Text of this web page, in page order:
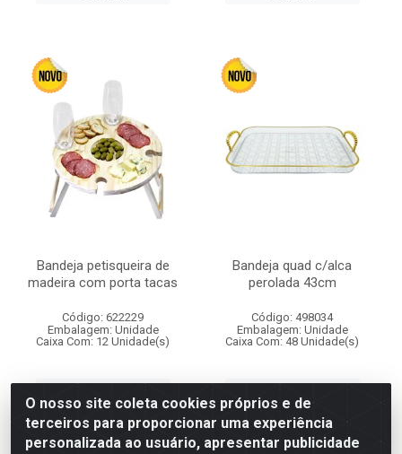
Bandeja petisqueira de
madeira com porta tacas
Código: 622229
Embalagem: Unidade
Caixa Com: 12 Unidade(s)
cadastre-se para
comprar.
Bandeja quad c/alca
perolada 43cm
Código: 498034
Embalagem: Unidade
Caixa Com: 48 Unidade(s)
cadastre-se para
comprar.
O nosso site coleta cookies próprios e de
terceiros para proporcionar uma experiência
personalizada ao usuário, apresentar publicidade